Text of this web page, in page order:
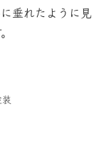
垂れたように見
装